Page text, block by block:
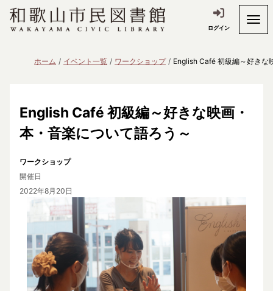
ログイン
ホーム イベント一覧 ワークショップ English Café 初級編～好きな
English Café 初級編～好きな映画・
本・音楽について語ろう～
ワークショップ
開催日
2022年8月20日